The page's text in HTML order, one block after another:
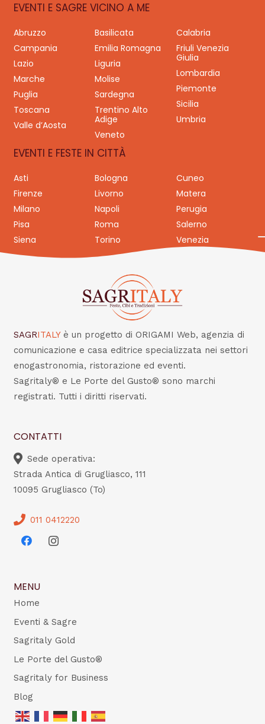
EVENTI E SAGRE VICINO A ME
Abruzzo Basilicata
Calabria
Campania
Emilia Romagna
Friuli Venezia
Giulia
Lazio
Liguria
Lombardia
Marche
Molise
Piemonte
Puglia
Sardegna
Sicilia
Toscana
Trentino Alto
Adige
Umbria
Valle d’Aosta
Veneto
EVENTI E FESTE IN CITTÀ
Asti Bologna
Cuneo
Firenze
Livorno
Matera
Milano
Napoli
Perugia
Pisa
Roma
Salerno
Siena
Torino Venezia
SAGRITALY è un progetto di ORIGAMI Web, agenzia di
comunicazione e casa editrice specializzata nei settori
enogastronomia, ristorazione ed eventi.
Sagritaly® e Le Porte del Gusto® sono marchi
registrati. Tutti i diritti riservati.
CONTATTI
Sede operativa:
Strada Antica di Grugliasco, 111
10095 Grugliasco (To)
011 0412220
MENU
Home
Eventi & Sagre
Sagritaly Gold
Le Porte del Gusto®
Sagritaly for Business
Blog